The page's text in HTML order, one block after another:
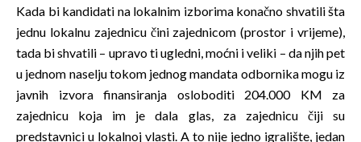
Kada bi kandidati na lokalnim izborima konačno shvatili šta
jednu lokalnu zajednicu čini zajednicom (prostor i vrijeme),
tada bi shvatili – upravo ti ugledni, moćni i veliki – da njih pet
u jednom naselju tokom jednog mandata odbornika mogu iz
javnih izvora finansiranja osloboditi 204.000 KM za
zajednicu koja im je dala glas, za zajednicu čiji su
predstavnici u lokalnoj vlasti. A to nije jedno igralište, jedan